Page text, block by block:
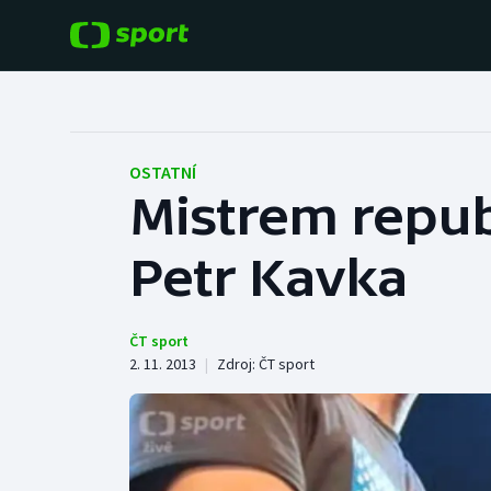
Hokej
Tenis
Cyklistika
Baseball a softbal
Basketbal
Boby a skeleton
Box
OSTATNÍ
Mistrem
Petr Kavka
ČT sport
2. 11. 2013 | Zdroj: ČT sport